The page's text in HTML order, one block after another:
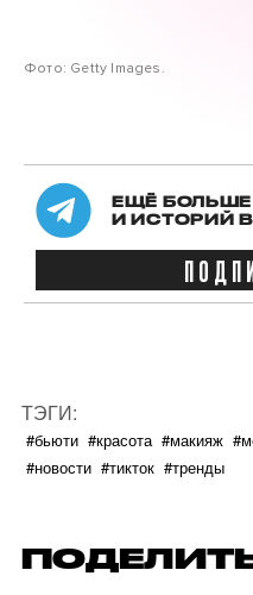
Фото: Getty Images.
ЕЩЁ
И ИСТОРИЙ В
ТЭГИ:
#бьюти #красота #макияж
#новости #тикток #тренды